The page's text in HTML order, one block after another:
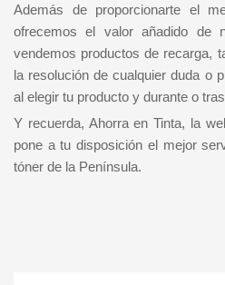
Además de proporcionarte el
ofrecemos el valor añadido de
vendemos productos de recarga,
la resolución de cualquier duda o
al elegir tu producto y durante o
Y recuerda, Ahorra en Tinta, la
pone a tu disposición el mejor
tóner de la Península.